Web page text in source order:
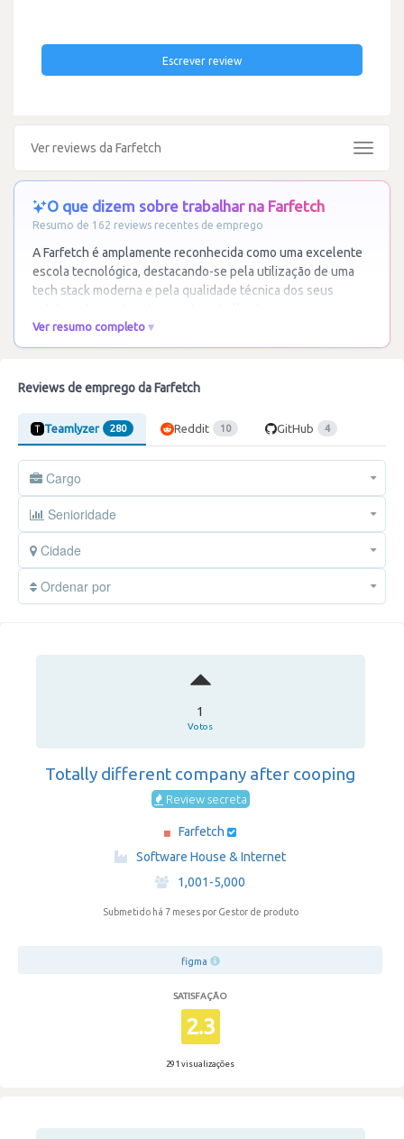
Escrever review
Ver reviews da Farfetch
Toggle
O que dizem sobre trabalhar na Farfetch
Resumo de 162 reviews recentes de emprego
A Farfetch é amplamente reconhecida como uma excelente
escola tecnológica, destacando-se pela utilização de uma
tech stack moderna e pela qualidade técnica dos seus
Ver resumo completo
Reviews de emprego da Farfetch
Teamlyzer 280 Reddit 10 GitHub 4
Cargo
Senioridade
Cidade
Ordenar por
1
Votos
Totally different company after cooping
Review secreta
Farfetch
Software House & Internet
·
1,001-5,000
Submetido há 7 meses por Gestor de produto
figma
SATISFAÇÃO
2.3
291 visualizações